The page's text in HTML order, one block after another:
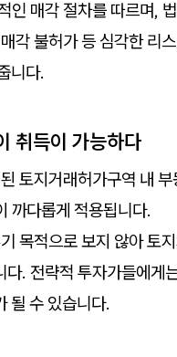
인 매각 절차를 따르며,
각 불허가 등 심각한 리
니다.
취득이 가능하다
토지거래허가구역 내
까다롭게 적용됩니다.
목적으로 보지 않아 토
. 전략적 투자가들에게
될 수 있습니다.